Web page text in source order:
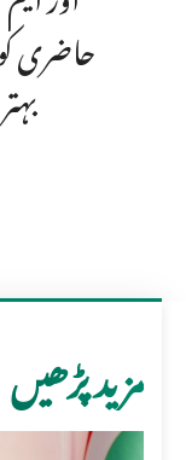
حاضری
مزید پڑھیں